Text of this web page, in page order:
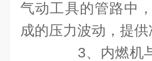
气动工具的管路中
成的压力波动，提
3、内燃机与